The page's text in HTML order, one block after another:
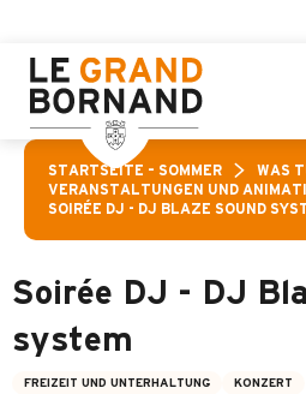
contenu
principal
STARTSEITE – SOMMER
WAS
VERANSTALTUNGEN UND
SOIRÉE DJ - DJ BLAZE SOUND
Soirée DJ - DJ
system
FREIZEIT UND UNTERHALTUNG KONZERT